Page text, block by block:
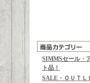
SIMMSセール・
ト品！
SALE・ＯＵＴＬ